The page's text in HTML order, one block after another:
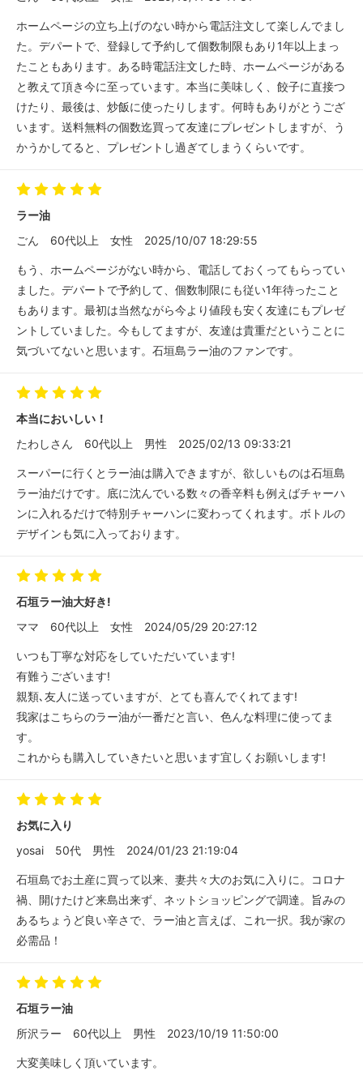
ホームページの立ち上げのない時から電話注文して楽しんでまし
た。デパートで、登録して予約して個数制限もあり1年以上まっ
たこともあります。ある時電話注文した時、ホームページがある
と教えて頂き今に至っています。本当に美味しく、餃子に直接つ
けたり、最後は、炒飯に使ったりします。何時もありがとうござ
います。送料無料の個数迄買って友達にプレゼントしますが、う
かうかしてると、プレゼントし過ぎてしまうくらいです。
ラー油
ごん
60代以上 女性 2025/10/07 18:29:55
もう、ホームページがない時から、電話しておくってもらってい
ました。デパートで予約して、個数制限にも従い1年待ったこと
もあります。最初は当然ながら今より値段も安く友達にもプレゼ
ントしていました。今もしてますが、友達は貴重だということに
気づいてないと思います。石垣島ラー油のファンです。
本当においしい！
たわしさん
60代以上 男性 2025/02/13 09:33:21
スーパーに行くとラー油は購入できますが、欲しいものは石垣島
ラー油だけです。底に沈んでいる数々の香辛料も例えばチャーハ
ンに入れるだけで特別チャーハンに変わってくれます。ボトルの
デザインも気に入っております。
石垣ラー油大好き!
ママ
60代以上 女性 2024/05/29 20:27:12
いつも丁寧な対応をしていただいています!
有難うございます!
親類､友人に送っていますが、とても喜んでくれてます!
我家はこちらのラー油が一番だと言い、色んな料理に使ってま
す。
これからも購入していきたいと思います宜しくお願いします!
お気に入り
yosai
50代 男性 2024/01/23 21:19:04
石垣島でお土産に買って以来、妻共々大のお気に入りに。コロナ
禍、開けたけど来島出来ず、ネットショッピングで調達。旨みの
あるちょうど良い辛さで、ラー油と言えば、これ一択。我が家の
必需品！
石垣ラー油
所沢ラー
60代以上 男性 2023/10/19 11:50:00
大変美味しく頂いています。